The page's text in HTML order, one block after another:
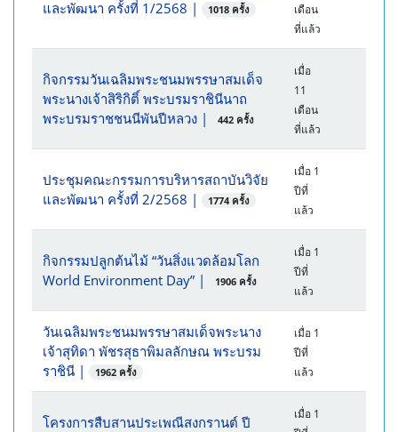
และพัฒนา ครั้งที่ 1/2568 | 1018 ครั้ง
เดือน
ที่แล้ว
กิจกรรมวันเฉลิมพระชนมพรรษาสมเด็จ
พระนางเจ้าสิริกิติ์ พระบรมราชินีนาถ
พระบรมราชชนนีพันปีหลวง | 442 ครั้ง
เมื่อ
11
เดือน
ที่แล้ว
ประชุมคณะกรรมการบริหารสถาบันวิจัย
และพัฒนา ครั้งที่ 2/2568 | 1774 ครั้ง
เมื่อ 1
ปีที่
แล้ว
กิจกรรมปลูกต้นไม้ “วันสิ่งแวดล้อมโลก
World Environment Day” | 1906 ครั้ง
เมื่อ 1
ปีที่
แล้ว
วันเฉลิมพระชนมพรรษาสมเด็จพระนาง
เจ้าสุทิดา พัชรสุธาพิมลลักษณ พระบรม
ราชินี | 1962 ครั้ง
เมื่อ 1
ปีที่
แล้ว
โครงการสืบสานประเพณีสงกรานต์ ปี
เมื่อ 1